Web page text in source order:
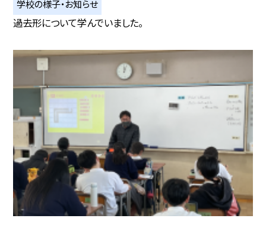
学校の様子・お知らせ
過去形について学んでいました。